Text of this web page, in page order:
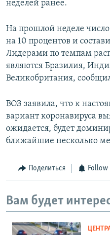
неделей ранее.
На прошлой неделе
на 10 процентов и
Лидерами по темпам
являются Бразилия,
Великобритания,
ВОЗ заявила, что к
вариант коронавируса
ожидается, будет
ближайшие несколько
Поделиться Follow
Вам будет